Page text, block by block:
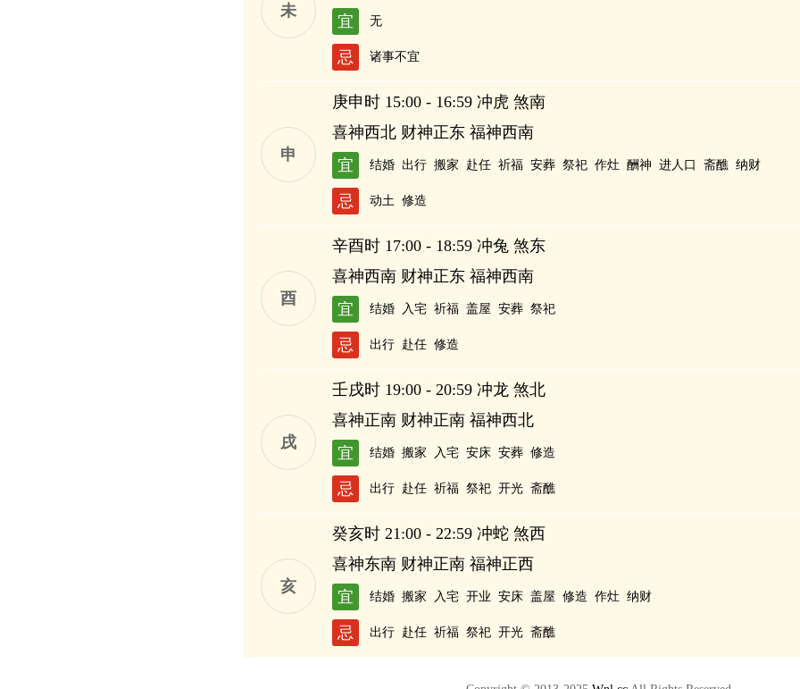
未
宜
无
忌 诸事不宜
申
庚申时 15:00 - 16:59 冲虎 煞南
喜神西北 财神正东 福神西南
宜
结婚 出行 搬家 赴任 祈福 安葬 祭祀 作灶 酬神 进人口 斋醮 纳财
忌 动土 修造
酉
辛酉时 17:00 - 18:59 冲兔 煞东
喜神西南 财神正东 福神西南
宜
结婚 入宅 祈福 盖屋 安葬 祭祀
忌 出行 赴任 修造
戌
壬戌时 19:00 - 20:59 冲龙 煞北
喜神正南 财神正南 福神西北
宜
结婚 搬家 入宅 安床 安葬 修造
忌 出行 赴任 祈福 祭祀 开光 斋醮
亥
癸亥时 21:00 - 22:59 冲蛇 煞西
喜神东南 财神正南 福神正西
宜
结婚 搬家 入宅 开业 安床 盖屋 修造 作灶 纳财
忌 出行 赴任 祈福 祭祀 开光 斋醮